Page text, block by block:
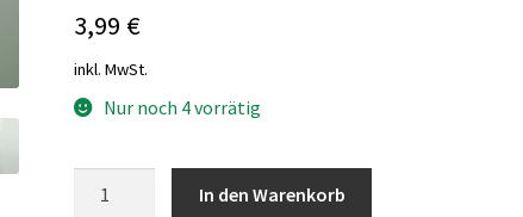
3,99 €
inkl. MwSt.
Nur noch 4 vorrätig
In den Warenkorb